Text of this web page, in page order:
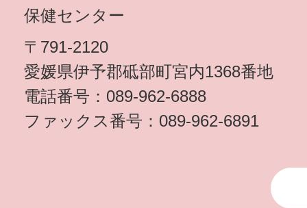
保健センター
〒791-2120
愛媛県伊予郡砥部町宮内1368番地
電話番号：089-962-6888
ファックス番号：089-962-6891